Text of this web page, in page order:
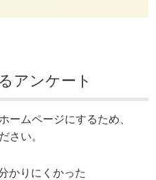
アンケート
ームページにするため、
さい。
かりにくかった